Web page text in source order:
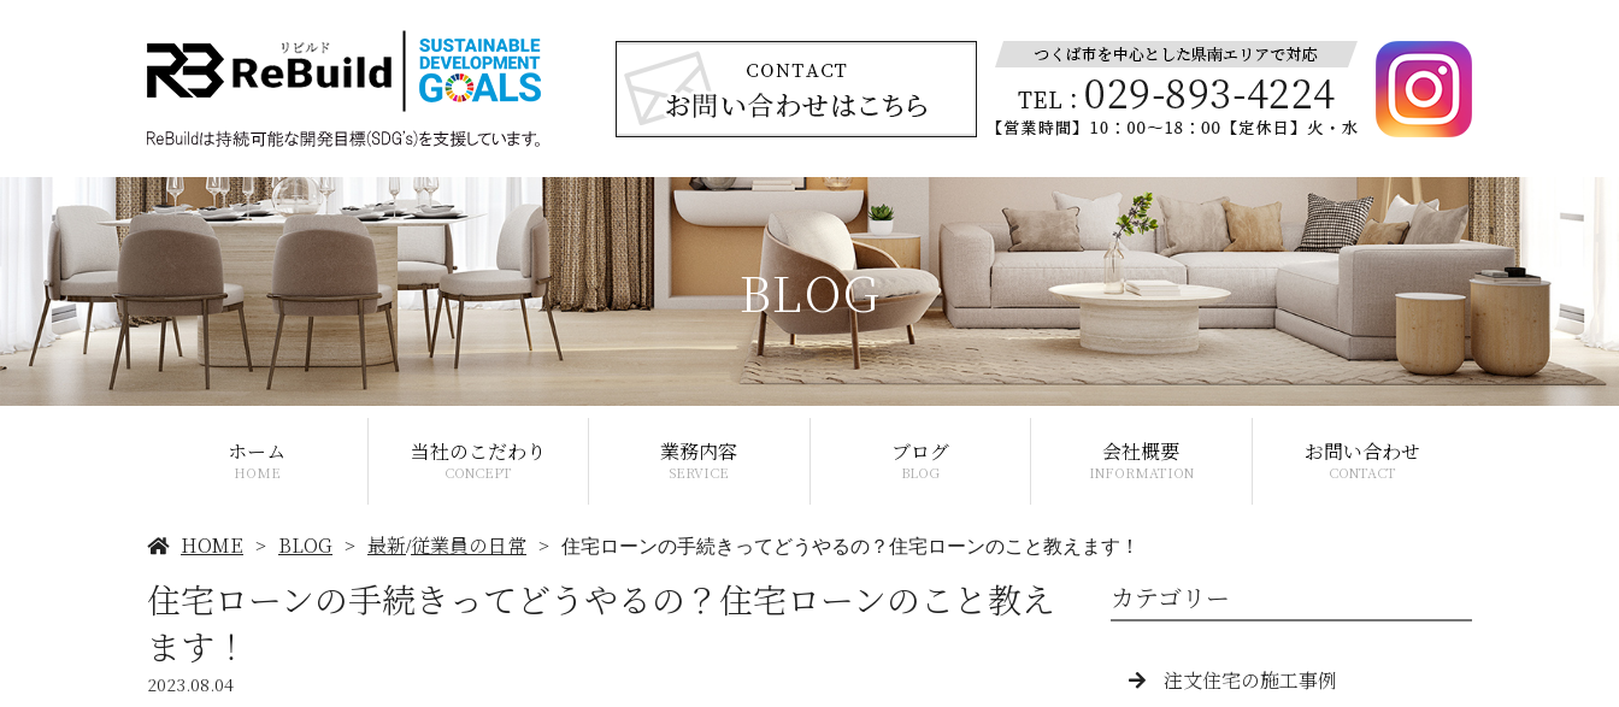
BLOG
ホーム
HOME
当社のこだわり
CONCEPT
業務内容
SERVICE
ブログ
BLOG
会社概要
INFORMATION
お問い合わせ
CONTACT
HOME BLOG 最新/従業員の日常 住宅ローンの手続きってどうやるの？住宅ローンのこと教えます！
住宅ローンの手続きってどうやるの？住宅ローンのこと教え
ます！
2023.08.04
カテゴリー
注文住宅の施工事例